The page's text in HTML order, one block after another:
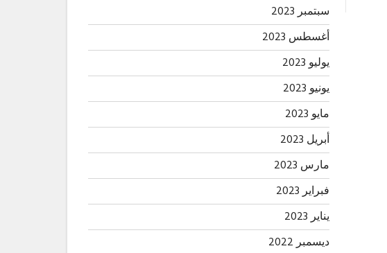
سبتمبر 2023
أغسطس 2023
يوليو 2023
يونيو 2023
مايو 2023
أبريل 2023
مارس 2023
فبراير 2023
يناير 2023
ديسمبر 2022